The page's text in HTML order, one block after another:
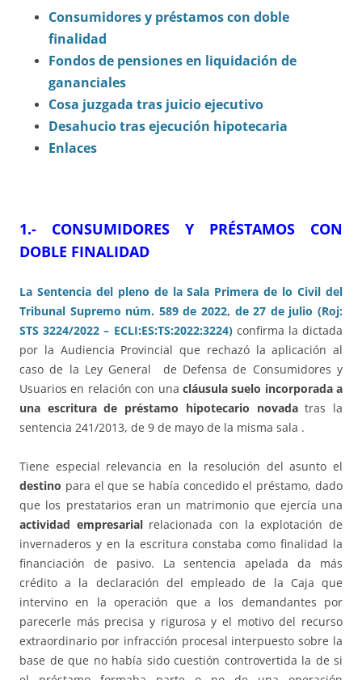
Consumidores y préstamos con doble
finalidad
Fondos de pensiones en liquidación de
gananciales
Cosa juzgada tras juicio ejecutivo
Desahucio tras ejecución hipotecaria
Enlaces
1.- CONSUMIDORES Y PRÉSTAMOS CON
DOBLE FINALIDAD
La Sentencia del pleno de la Sala Primera de lo Civil del
Tribunal Supremo núm. 589 de 2022, de 27 de julio (Roj:
STS 3224/2022 – ECLI:ES:TS:2022:3224)confirma la dictada
por la Audiencia Provincial que rechazó la aplicación al
caso de la Ley General de Defensa de Consumidores y
Usuarios en relación con una cláusula suelo incorporada a
una escritura de préstamo hipotecario novadatras la
sentencia 241/2013, de 9 de mayo de la misma sala .
Tiene especial relevancia en la resolución del asunto el
destino para el que se había concedido el préstamo, dado
que los prestatarios eran un matrimonio que ejercía una
actividad empresarial relacionada con la explotación de
invernaderos y en la escritura constaba como finalidad la
financiación de pasivo. La sentencia apelada da más
crédito a la declaración del empleado de la Caja que
intervino en la operación que a los demandantes por
parecerle más precisa y rigurosa y el motivo del recurso
extraordinario por infracción procesal interpuesto sobre la
base de que no había sido cuestión controvertida la de si